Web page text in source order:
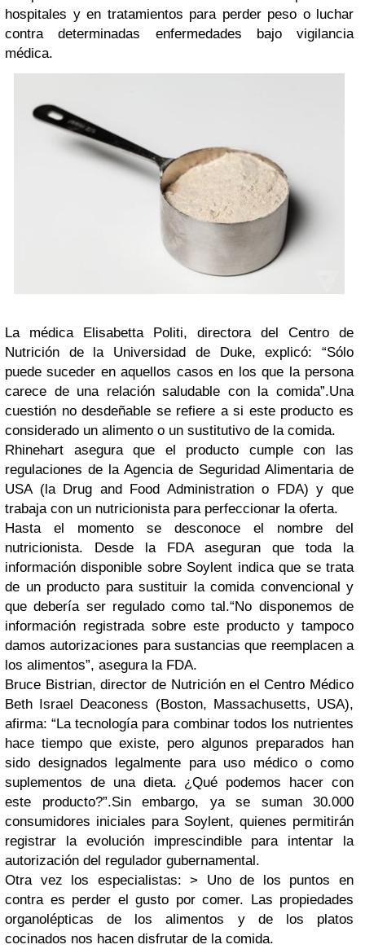
hospitales y en tratamientos para perder peso o luchar
contra determinadas enfermedades bajo vigilancia
médica.
La médica Elisabetta Politi, directora del Centro de
Nutrición de la Universidad de Duke, explicó: “Sólo
puede suceder en aquellos casos en los que la persona
carece de una relación saludable con la comida”.Una
cuestión no desdeñable se refiere a si este producto es
considerado un alimento o un sustitutivo de la comida.
Rhinehart asegura que el producto cumple con las
regulaciones de la Agencia de Seguridad Alimentaria de
USA (la Drug and Food Administration o FDA) y que
trabaja con un nutricionista para perfeccionar la oferta.
Hasta el momento se desconoce el nombre del
nutricionista. Desde la FDA aseguran que toda la
información disponible sobre Soylent indica que se trata
de un producto para sustituir la comida convencional y
que debería ser regulado como tal.“No disponemos de
información registrada sobre este producto y tampoco
damos autorizaciones para sustancias que reemplacen a
los alimentos”, asegura la FDA.
Bruce Bistrian, director de Nutrición en el Centro Médico
Beth Israel Deaconess (Boston, Massachusetts, USA),
afirma: “La tecnología para combinar todos los nutrientes
hace tiempo que existe, pero algunos preparados han
sido designados legalmente para uso médico o como
suplementos de una dieta. ¿Qué podemos hacer con
este producto?”.Sin embargo, ya se suman 30.000
consumidores iniciales para Soylent, quienes permitirán
registrar la evolución imprescindible para intentar la
autorización del regulador gubernamental.
Otra vez los especialistas: > Uno de los puntos en
contra es perder el gusto por comer. Las propiedades
organolépticas de los alimentos y de los platos
cocinados nos hacen disfrutar de la comida.